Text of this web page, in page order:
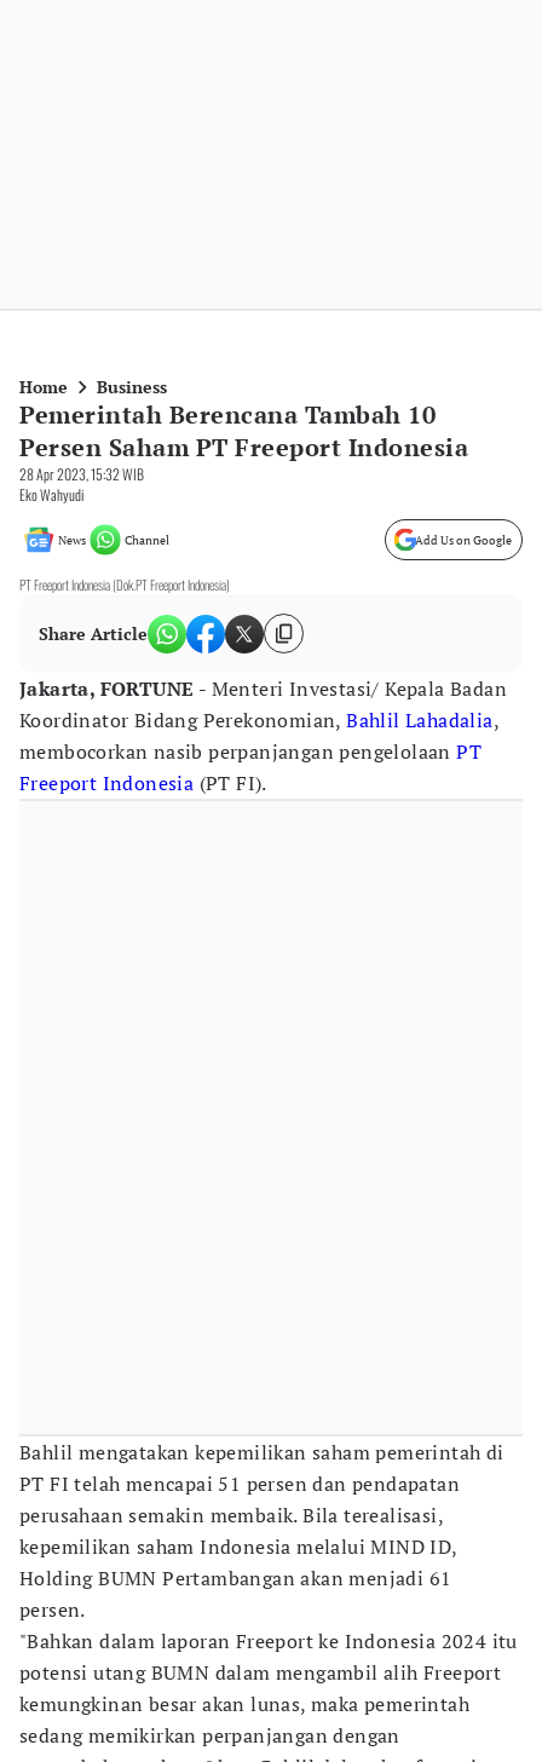
Home Business
Pemerintah Berencana Tambah 10
Persen Saham PT Freeport Indonesia
28 Apr 2023, 15:32 WIB
Eko Wahyudi
News Channel Add Us on Google
PT Freeport Indonesia (Dok.PT Freeport Indonesia)
Share Article
Jakarta, FORTUNE - Menteri Investasi/ Kepala Badan
Koordinator Bidang Perekonomian,Bahlil Lahadalia,
membocorkan nasib perpanjangan pengelolaanPT
Freeport Indonesia (PT FI).
Bahlil mengatakan kepemilikan saham pemerintah di
PT FI telah mencapai 51 persen dan pendapatan
perusahaan semakin membaik. Bila terealisasi,
kepemilikan saham Indonesia melalui MIND ID,
Holding BUMN Pertambangan akan menjadi 61
persen.
"Bahkan dalam laporan Freeport ke Indonesia 2024 itu
potensi utang BUMN dalam mengambil alih Freeport
kemungkinan besar akan lunas, maka pemerintah
sedang memikirkan perpanjangan dengan